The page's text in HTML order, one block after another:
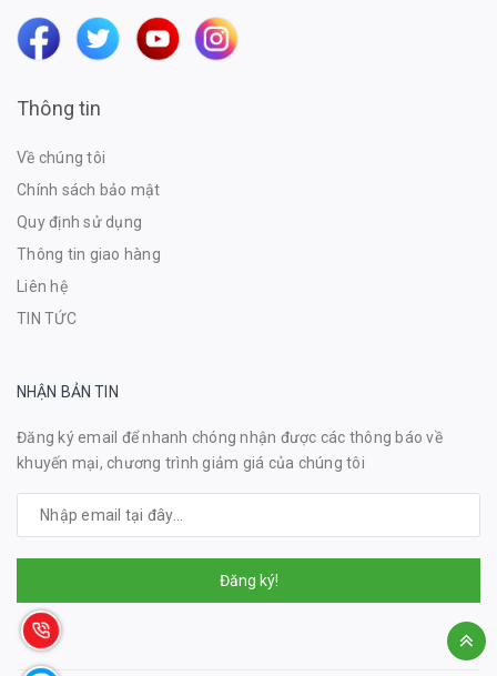
Thông tin
Về chúng tôi
Chính sách bảo mật
Quy định sử dụng
Thông tin giao hàng
Liên hệ
TIN TỨC
NHẬN BẢN TIN
Đăng ký email để nhanh chóng nhận được các thông báo về
khuyến mại, chương trình giảm giá của chúng tôi
Đăng ký!